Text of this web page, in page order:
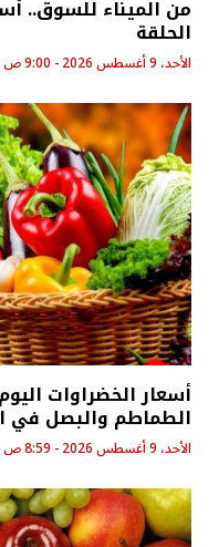
من الميناء للسوق..
الحلقة
الأحد، 9 أغسطس 2026 - 9:00 ص
أسعار الخضراوات
الطماطم والبصل في
الأحد، 9 أغسطس 2026 - 8:59 ص